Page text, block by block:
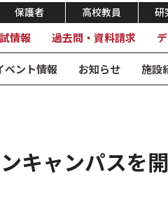
保護者 高校教員 研
情報 過去問・資料請求
ベント情報 お知らせ 施設
キャンパスを